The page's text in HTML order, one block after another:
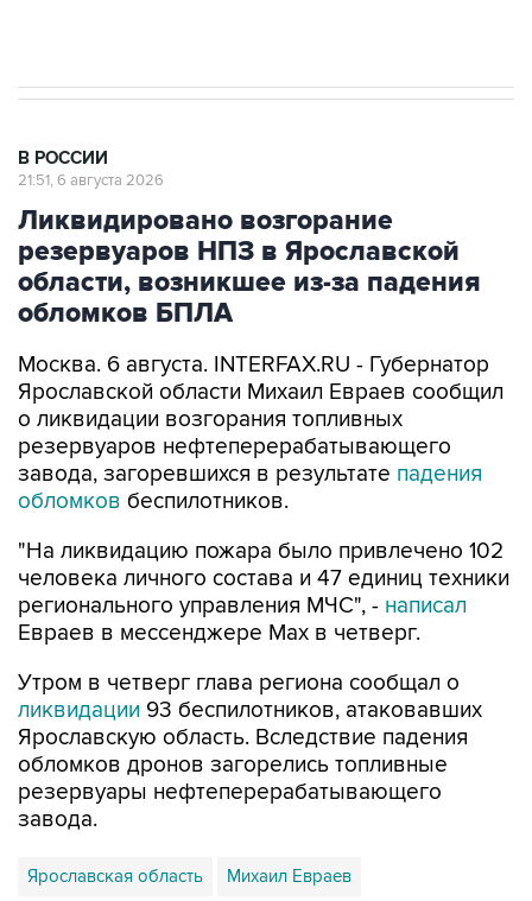
В РОССИИ
21:51, 6 августа 2026
Ликвидировано возгорание
резервуаров НПЗ в Ярославской
области, возникшее из-за падения
обломков БПЛА
Москва. 6 августа. INTERFAX.RU - Губернатор
Ярославской области Михаил Евраев сообщил
о ликвидации возгорания топливных
резервуаров нефтеперерабатывающего
завода, загоревшихся в результате падения
обломков беспилотников.
"На ликвидацию пожара было привлечено 102
человека личного состава и 47 единиц техники
регионального управления МЧС", - написал
Евраев в мессенджере Мах в четверг.
Утром в четверг глава региона сообщал о
ликвидации 93 беспилотников, атаковавших
Ярославскую область. Вследствие падения
обломков дронов загорелись топливные
резервуары нефтеперерабатывающего
завода.
Ярославская область Михаил Евраев